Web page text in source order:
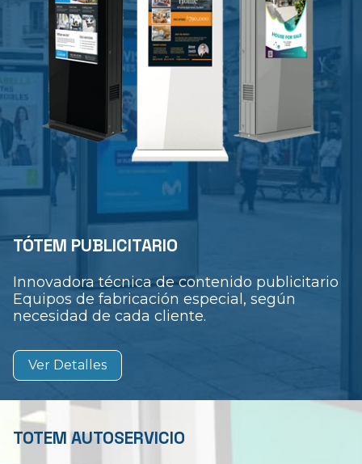
TÓTEM PUBLICITARIO
Innovadora técnica de contenido publicitario
Equipos de fabricación especial, según
necesidad de cada cliente.
Ver Detalles
TOTEM AUTOSERVICIO